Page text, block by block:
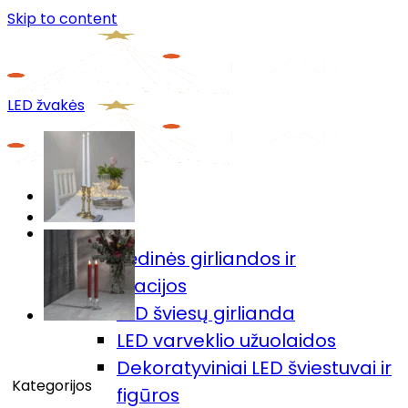
Skip to content
Menu
Prekių katalogas
🎄Kalėdinės girliandos ir
dekoracijos
LED šviesų girlianda
LED varveklio užuolaidos
Dekoratyviniai LED šviestuvai ir
figūros
LED žvakės
Kategorijos